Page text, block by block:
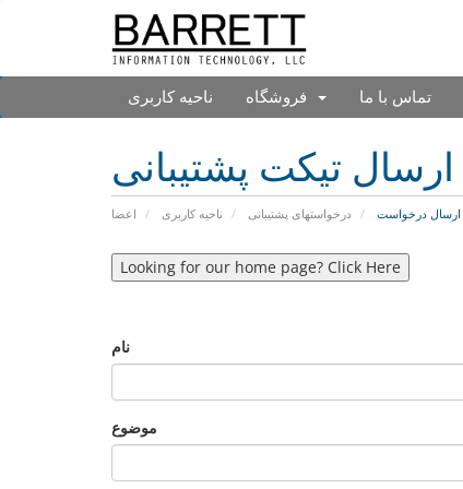
ناحیه کاربری تماس با ما
ارسال تیکت پشتیبانی
اعضا ناحیه کاربری درخواستهای پشتیبانی ارسال درخواست
Looking for our home page? Click Here
نام
موضوع